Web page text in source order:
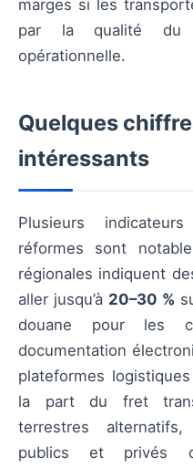
marges si les
par la qualité du
opérationnelle.
Quelques
intéressants
Plusieurs
réformes sont
régionales indiquent
aller jusqu’à 20–30 %
douane pour les
documentation
plateformes
la part du fret
terrestres
publics et privés